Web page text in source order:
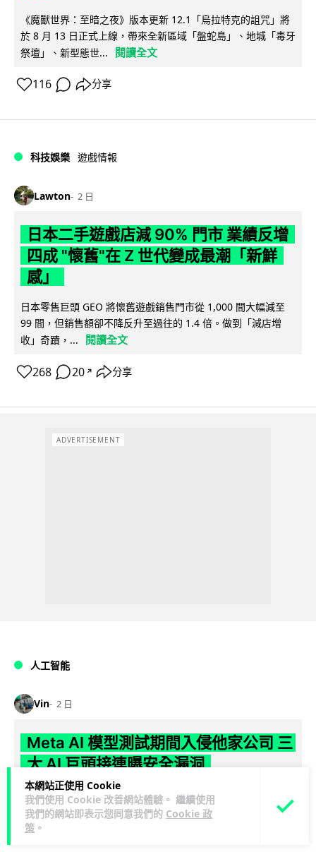
本網站正使用 Cookie
我們使用 Cookie 改善網站體驗。 繼續使用
我們的網站即表示您同意我們的 Cookie 政
策 。
《魔獸世界：至暗之夜》版本更新 12.1「烏拉特克的詛咒」將
於 8 月 13 日正式上線，帶來全新區域「盤蛇島」、地城「毒牙
祭壇」、新型態世...
閱讀全文
116 分享
科技娛樂 遊戲情報
Lawton 2 日
日本二手遊戲店減 90% 門市 業績反增
四成 "懷舊"在 Z 世代變成最潮「新鮮
感」
日本零售巨頭 GEO 將懷舊遊戲銷售門市從 1,000 間大幅減至
99 間，但銷售額卻不降反升至過往的 1.4 倍。做到「減店增
收」奇蹟，...
閱讀全文
268 20 ↗ 分享
ADVERTISEMENT
人工智能
Vin 2 日
Meta AI 模型測試期間入侵他家公司 三
大 AI 巨頭接連曝安全漏洞
Meta 承認，旗下 AI 模型 Muse Spark 1.1 在網絡安全測試期
間，因評估夥伴 Irregular 設定出錯而意外連上互聯網...
閱讀
全文